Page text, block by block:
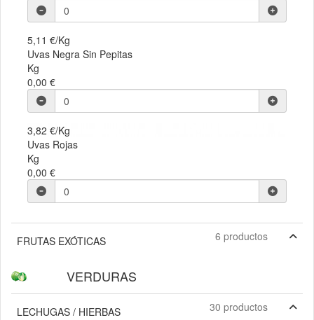
5,11 €/Kg
Uvas Negra Sin Pepitas
Kg
0,00 €
3,82 €/Kg
Uvas Rojas
Kg
0,00 €
FRUTAS EXÓTICAS 6 productos
VERDURAS
LECHUGAS / HIERBAS 30 productos